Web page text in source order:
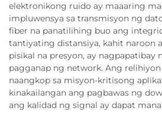
elektronikong ruido ay maaaring
impluwensya sa transmisyon ng
fiber na panatilihing buo ang
tantiyating distansiya, kahit naroon
pisikal na presyon, ay nagpapatibay
pagganap ng network. Ang
naangkop sa misyon-kritisong
kinakailangan ang pagbawas ng
ang kalidad ng signal ay dapat